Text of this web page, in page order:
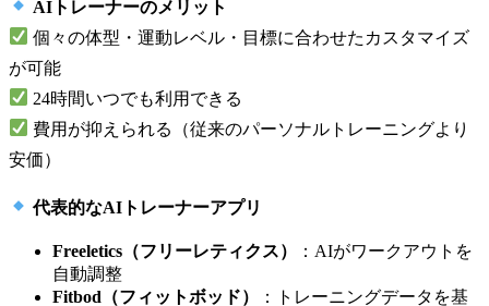
AIトレーナーのメリット
個々の体型・運動レベル・目標に合わせたカスタマイズ
が可能
24時間いつでも利用できる
費用が抑えられる（従来のパーソナルトレーニングより
安価）
代表的なAIトレーナーアプリ
Freeletics（フリーレティクス）
：AIがワークアウトを
自動調整
Fitbod（フィットボッド）
：トレーニングデータを基